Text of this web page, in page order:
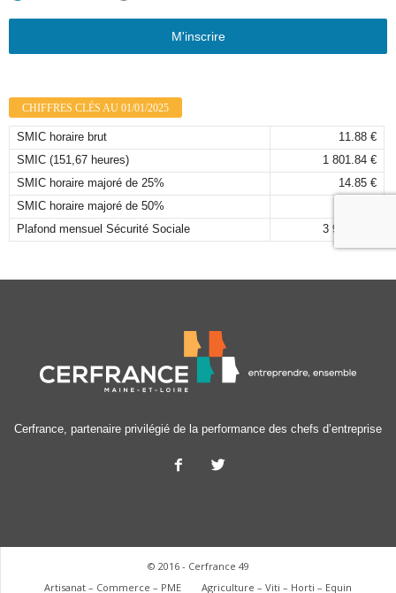
M'inscrire
CHIFFRES CLÉS AU 01/01/2025
SMIC horaire brut
11.88 €
SMIC (151,67 heures)
1 801.84 €
SMIC horaire majoré de 25%
14.85 €
SMIC horaire majoré de 50%
Plafond mensuel Sécurité Sociale
3 925,00 €
Cerfrance, partenaire privilégié de la performance des chefs d’entreprise
© 2016 - Cerfrance 49
Artisanat – Commerce – PME
Agriculture – Viti – Horti – Equin